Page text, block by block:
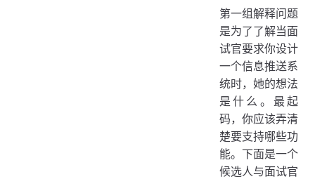
第一组解释问题
是为了了解当面
试官要求你设计
一个信息推送系
统时，她的想法
是什么。最起
码，你应该弄清
楚要支持哪些功
能。下面是一个
候选人与面试官